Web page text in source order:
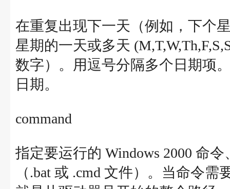
在重复出现下一天（例如，下个
星期的一天或多天
数字）。用逗号分隔多个日期项
日期。
command
指定要运行的 Windows 2000 命
（.bat 或 .cmd 文件）。当命令